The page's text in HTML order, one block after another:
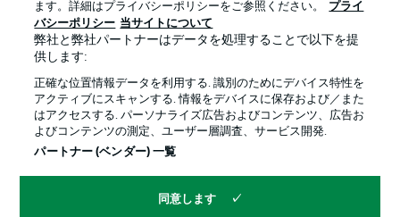
Official Partners
ます。詳細はプライバシーポリシーをご参照ください。
プライ
バシーポリシー 当サイトについて
弊社と弊社パートナーはデータを処理することで以下を提
供します:
正確な位置情報データを利用する. 識別のためにデバイス特性を
アクティブにスキャンする. 情報をデバイスに保存および／また
はアクセスする. パーソナライズ広告およびコンテンツ、広告お
よびコンテンツの測定、ユーザー層調査、サービス開発.
パートナー (ベンダー) 一覧
同意します